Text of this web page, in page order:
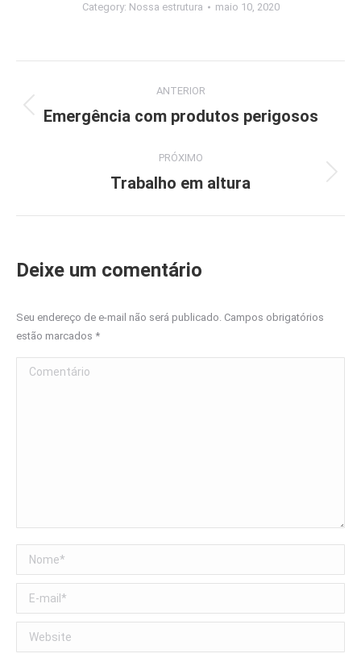
Category: Nossa estrutura maio 10, 2020
do
ANTERIOR
Álbum
Emergência com produtos perigosos
PRÓXIMO
Próximo
Trabalho em altura
Deixe um comentário
Seu endereço de e-mail não será publicado. Campos obrigatórios
estão marcados *
Comentário
Nome *
E-mail *
Website